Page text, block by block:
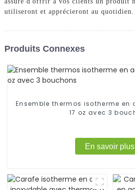
utiliseront et apprécieront au quotidien.
Produits Connexes
Ensemble thermos isotherme en
17 oz avec 3
En savoir plus